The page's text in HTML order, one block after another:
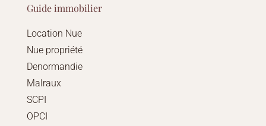
Guide immobilier
Location Nue
Nue propriété
Denormandie
Malraux
SCPI
OPCI